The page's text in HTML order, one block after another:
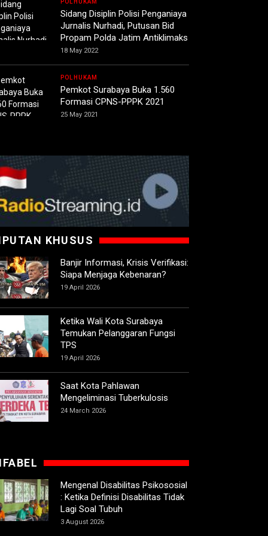
POLHUKAM
Sidang Disiplin Polisi Penganiaya
Jurnalis Nurhadi, Putusan Bid
Propam Polda Jatim Antiklimaks
18 May 2022
POLHUKAM
Pemkot Surabaya Buka 1.560
Formasi CPNS-PPPK 2021
25 May 2021
KHUSUS
Banjir Informasi, Krisis Verifikasi:
Siapa Menjaga Kebenaran?
19 April 2026
Ketika Wali Kota Surabaya
Temukan Pelanggaran Fungsi
TPS
19 April 2026
Saat Kota Pahlawan
Mengeliminasi Tuberkulosis
24 March 2026
Mengenal Disabilitas Psikososial
: Ketika Definisi Disabilitas Tidak
Lagi Soal Tubuh
3 August 2026